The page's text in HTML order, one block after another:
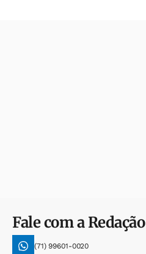
Fale com a Redação
(71) 99601-0020